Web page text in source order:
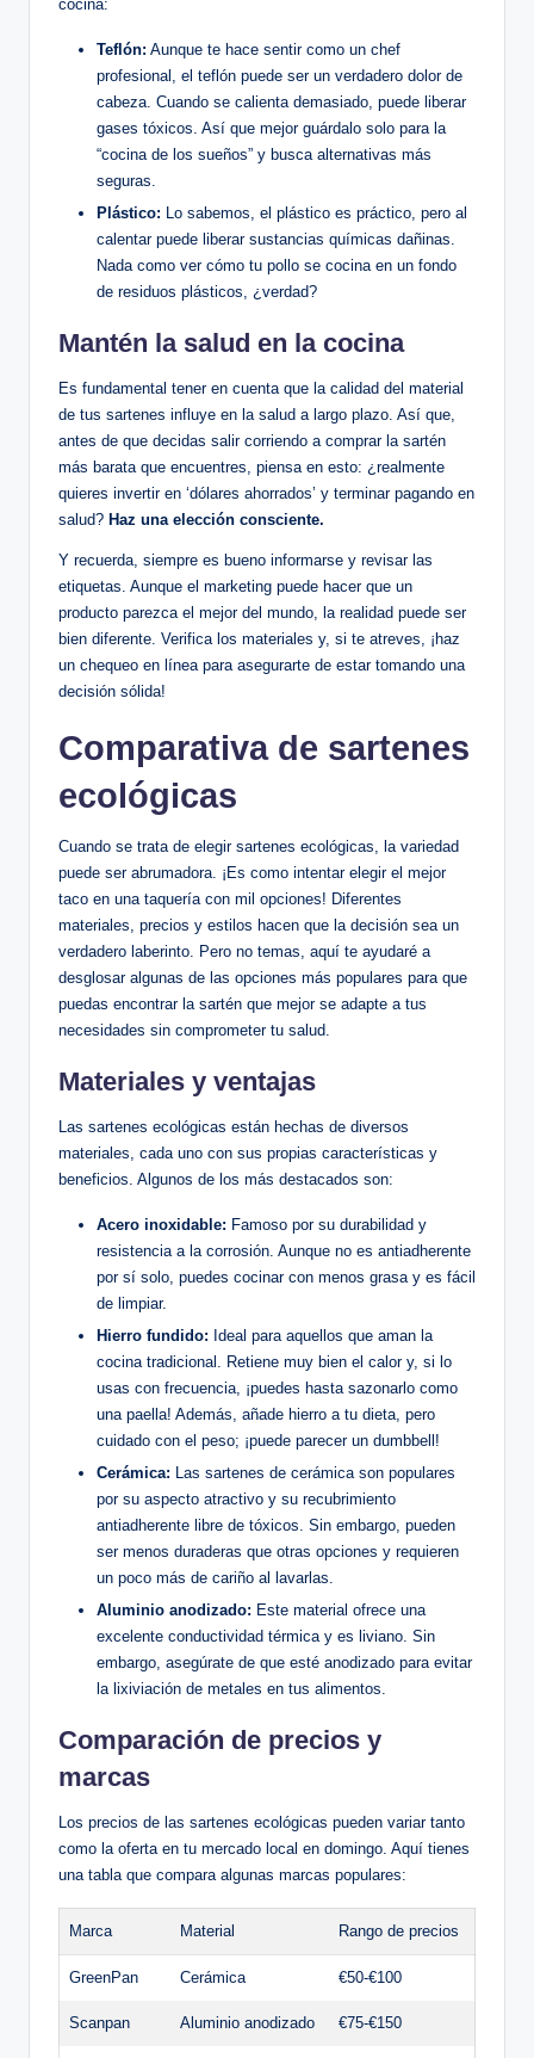
cocina:
Teflón: Aunque te hace sentir como un chef
profesional, el teflón puede ser un verdadero dolor de
cabeza. Cuando se calienta demasiado, puede liberar
gases tóxicos. Así que mejor guárdalo solo para la
“cocina de los sueños” y busca alternativas más
seguras.
Plástico: Lo sabemos, el plástico es práctico, pero al
calentar puede liberar sustancias químicas dañinas.
Nada como ver cómo tu pollo se cocina en un fondo
de residuos plásticos, ¿verdad?
Mantén la salud en la cocina
Es fundamental tener en cuenta que la calidad del material
de tus sartenes influye en la salud a largo plazo. Así que,
antes de que decidas salir corriendo a comprar la sartén
más barata que encuentres, piensa en esto: ¿realmente
quieres invertir en ‘dólares ahorrados’ y terminar pagando en
salud? Haz una elección consciente.
Y recuerda, siempre es bueno informarse y revisar las
etiquetas. Aunque el marketing puede hacer que un
producto parezca el mejor del mundo, la realidad puede ser
bien diferente. Verifica los materiales y, si te atreves, ¡haz
un chequeo en línea para asegurarte de estar tomando una
decisión sólida!
Comparativa de sartenes
ecológicas
Cuando se trata de elegir sartenes ecológicas, la variedad
puede ser abrumadora. ¡Es como intentar elegir el mejor
taco en una taquería con mil opciones! Diferentes
materiales, precios y estilos hacen que la decisión sea un
verdadero laberinto. Pero no temas, aquí te ayudaré a
desglosar algunas de las opciones más populares para que
puedas encontrar la sartén que mejor se adapte a tus
necesidades sin comprometer tu salud.
Materiales y ventajas
Las sartenes ecológicas están hechas de diversos
materiales, cada uno con sus propias características y
beneficios. Algunos de los más destacados son:
Acero inoxidable: Famoso por su durabilidad y
resistencia a la corrosión. Aunque no es antiadherente
por sí solo, puedes cocinar con menos grasa y es fácil
de limpiar.
Hierro fundido: Ideal para aquellos que aman la
cocina tradicional. Retiene muy bien el calor y, si lo
usas con frecuencia, ¡puedes hasta sazonarlo como
una paella! Además, añade hierro a tu dieta, pero
cuidado con el peso; ¡puede parecer un dumbbell!
Cerámica: Las sartenes de cerámica son populares
por su aspecto atractivo y su recubrimiento
antiadherente libre de tóxicos. Sin embargo, pueden
ser menos duraderas que otras opciones y requieren
un poco más de cariño al lavarlas.
Aluminio anodizado: Este material ofrece una
excelente conductividad térmica y es liviano. Sin
embargo, asegúrate de que esté anodizado para evitar
la lixiviación de metales en tus alimentos.
Comparación de precios y
marcas
Los precios de las sartenes ecológicas pueden variar tanto
como la oferta en tu mercado local en domingo. Aquí tienes
una tabla que compara algunas marcas populares:
Marca Material Rango de precios
GreenPan Cerámica €50-€100
Scanpan Aluminio anodizado €75-€150